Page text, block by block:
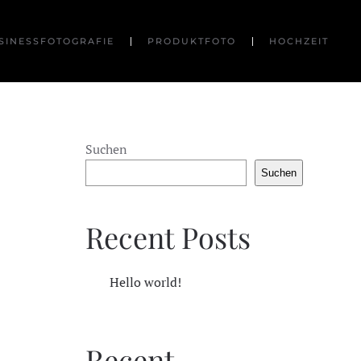
PRODUKTFOTO HOCHZEIT
Suchen
Suchen
Recent Posts
Hello world!